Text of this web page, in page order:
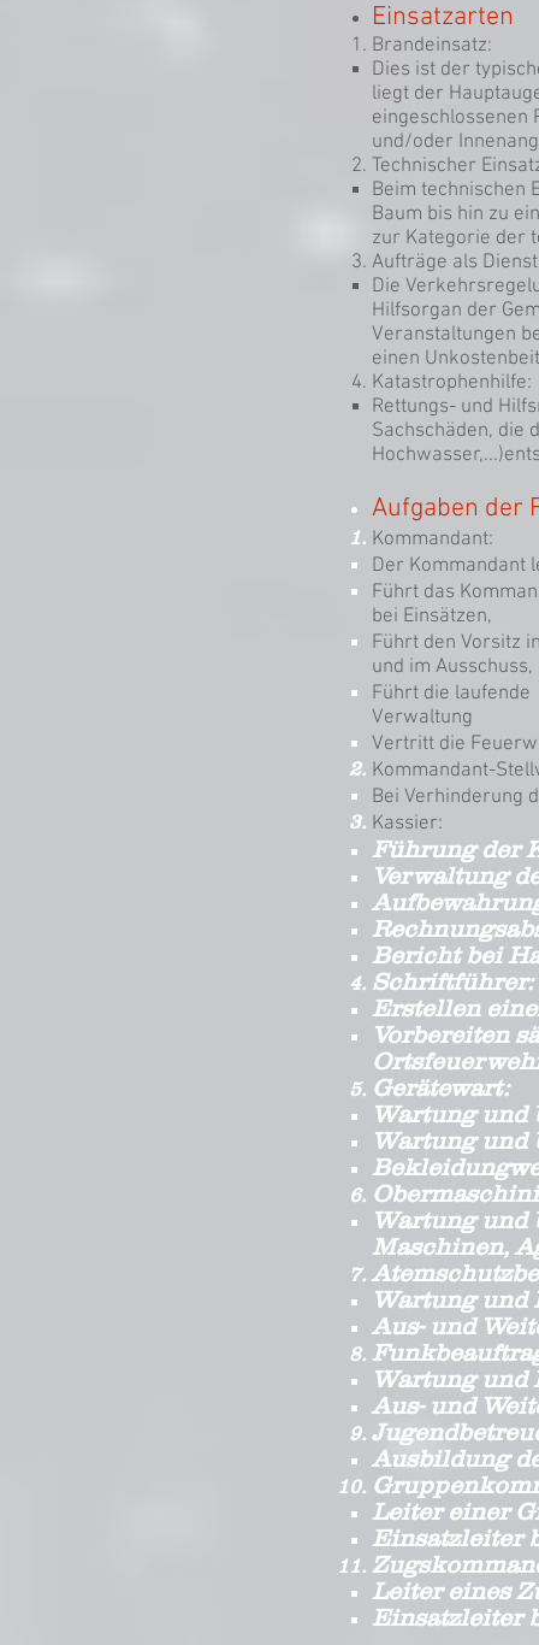
Einsatzarten
Brandeinsatz:
Dies ist der
liegt der
eingeschlossenen
und/oder
Technischer
Beim technischen
Baum bis hin zu
zur Kategorie der
Aufträge als
Die
Hilfsorgan der
Veranstaltungen
einen
Katastrophenhilfe:
Rettungs- und
Sachschäden, die
Aufgaben der
Kommandant:
Der Kommandant
Führt das
bei Einsätzen,
Führt den Vorsitz
und im Ausschuss,
Führt die laufende
Verwaltung
Vertritt die
Kommandant-
Bei Verhinderung
Kassier:
Führung der
Verwaltung
Bericht bei
Schriftführer:
Erstellen
Vorbereiten
Gerätewart:
Wartung und
Wartung und
Wartung und
Maschinen,
Wartung und
Aus- und
Wartung und
Aus- und
Ausbildung
Leiter einer
Einsatzleiter
Leiter eines
Einsatzleiter